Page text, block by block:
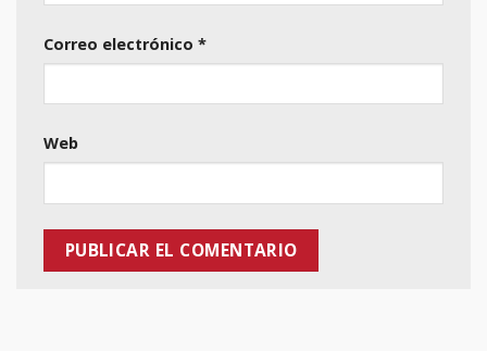
Correo electrónico *
Web